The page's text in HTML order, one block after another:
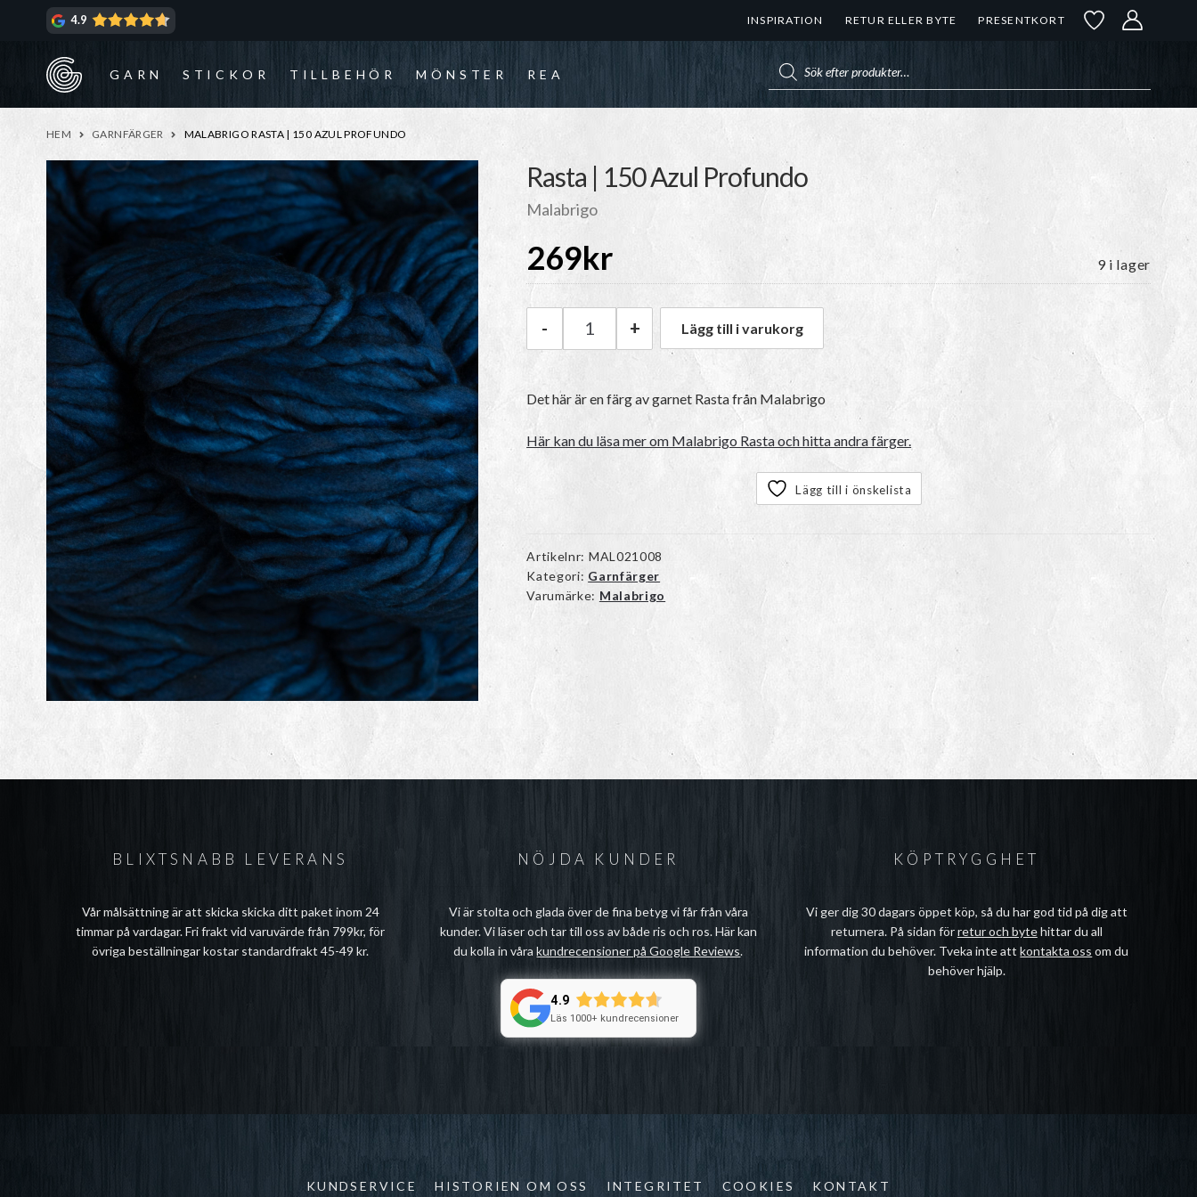
4.9 INSPIRATION RETUR ELLER BYTE PRESENTKORT
GARN STICKOR TILLBEHÖR MÖNSTER REA
HEM GARNFÄRGER MALABRIGO RASTA | 150 AZUL PROFUNDO
Rasta | 150 Azul Profundo
Malabrigo
269kr 9 i lager
Malabrigo Rasta | 150 Azul Profundo mängd
- + Lägg till i varukorg
Det här är en färg av garnet Rasta från Malabrigo
Här kan du läsa mer om Malabrigo Rasta och hitta andra färger.
Lägg till i önskelista
Artikelnr: MAL021008
Kategori: Garnfärger
Varumärke: Malabrigo
BLIXTSNABB LEVERANS
Vår målsättning är att skicka skicka ditt paket inom 24
timmar på vardagar. Fri frakt vid varuvärde från 799kr, för
övriga beställningar kostar standardfrakt 45-49 kr.
NÖJDA KUNDER
Vi är stolta och glada över de fina betyg vi får från våra
kunder. Vi läser och tar till oss av både ris och ros. Här kan
du kolla in vårakundrecensioner på Google Reviews.
4.9
Läs 1000+ kundrecensioner
KÖPTRYGGHET
Vi ger dig 30 dagars öppet köp, så du har god tid på dig att
returnera. På sidan förretur och bytehittar du all
information du behöver. Tveka inte attkontakta oss om du
behöver hjälp.
KUNDSERVICE HISTORIEN OM OSS INTEGRITET COOKIES KONTAKT